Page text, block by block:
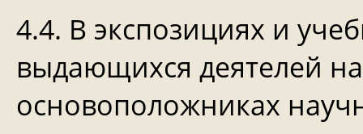
4.4. В экспозициях и
выдающихся деятелей
основоположниках